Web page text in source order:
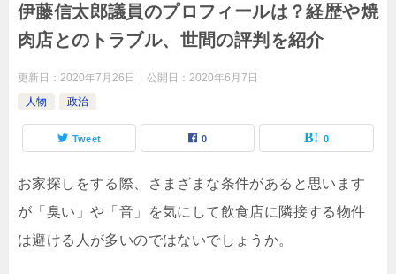
伊藤信太郎議員のプロフィールは？経歴や焼
肉店とのトラブル、世間の評判を紹介
更新日： 2020年7月26日 公開日： 2020年6月7日
人物
政治
Tweet 0 0
お家探しをする際、さまざまな条件があると思います
が「臭い」や「音」を気にして飲食店に隣接する物件
は避ける人が多いのではないでしょうか。